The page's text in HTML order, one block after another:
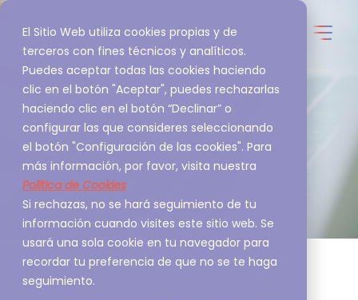
El Sitio Web utiliza cookies propias y de
terceros con fines técnicos y analíticos.
Puedes aceptar todas las cookies haciendo
clic en el botón "Aceptar", puedes rechazarlas
haciendo clic en el botón “Declinar” o
configurar las que consideres seleccionando
el botón "Configuración de las cookies". Para
más información, por favor, visita nuestra
Política de Cookies
Si rechazas, no se hará seguimiento de tu
información cuando visites este sitio web. Se
usará una sola cookie en tu navegador para
recordar tu preferencia de que no se te haga
seguimiento.